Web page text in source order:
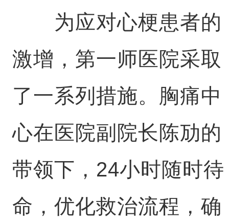
为应对心梗患者的
激增，第一师医院采取
了一系列措施。胸痛中
心在医院副院长陈劢的
带领下，24小时随时待
命，优化救治流程，确